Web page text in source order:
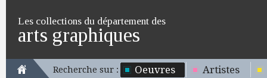
Les collections du département des
arts graphiques
Recherche sur : Oeuvres Artistes